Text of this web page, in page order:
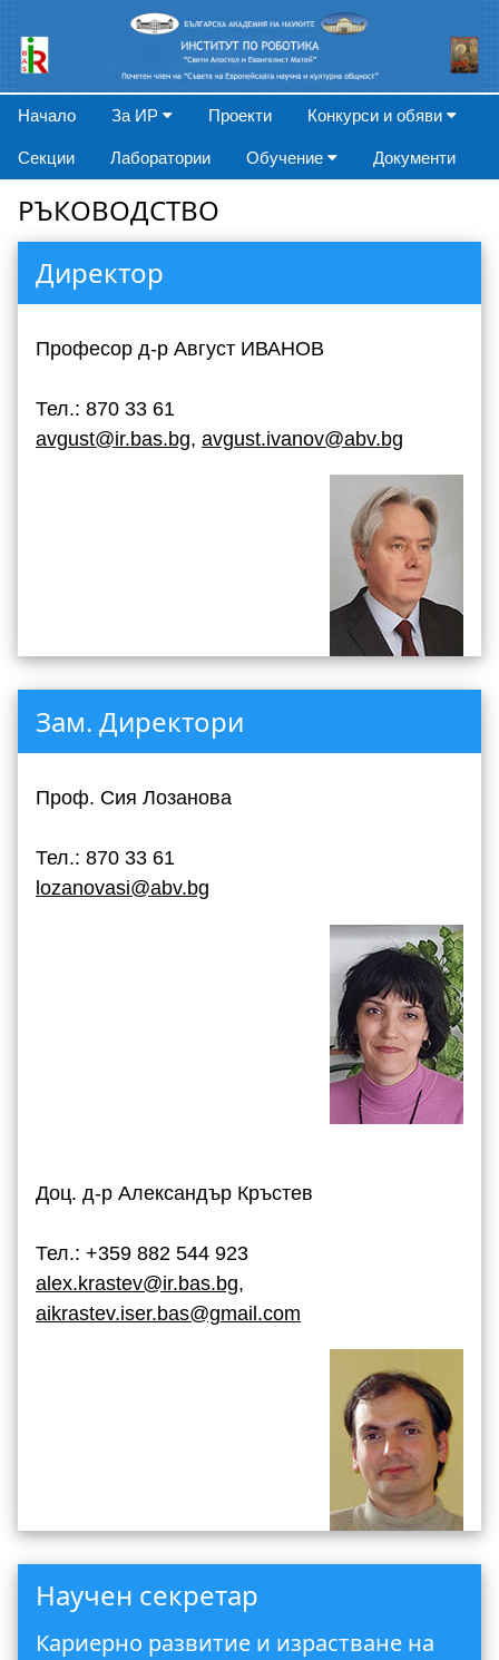
Начало За ИР Проекти Конкурси и обяви
Секции Лаборатории Обучение Документи
РЪКОВОДСТВО
Директор
Професор д-р Август ИВАНОВ
Тел.: 870 33 61
avgust@ir.bas.bg, avgust.ivanov@abv.bg
Зам. Директори
Проф. Сия Лозанова
Тел.: 870 33 61
lozanovasi@abv.bg
Доц. д-р Александър Кръстев
Тел.: +359 882 544 923
alex.krastev@ir.bas.bg,
aikrastev.iser.bas@gmail.com
Научен секретар
Кариерно развитие и израстване на